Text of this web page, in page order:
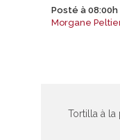
Posté à 08:00h
Morgane
Tortilla à